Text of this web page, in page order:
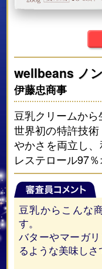
wellbeans ノ
伊藤忠商事
豆乳クリームから
世界初の特許技
やかさを両立し
レステロール97％
豆乳からこんな
す。
バターやマーガ
るような美味しさ